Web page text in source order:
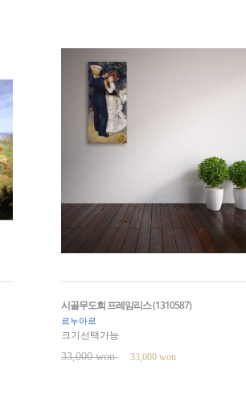
시골무도회 프레임리스 (1310587)
르누아르
크기선택가능
33,000 won 33,000 won